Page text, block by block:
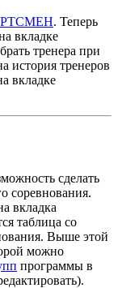
. Теперь
вкладке
тренера при
история тренеров
вкладке
сделать
соревнования.
вкладка
таблица со
Выше этой
можно
программы в